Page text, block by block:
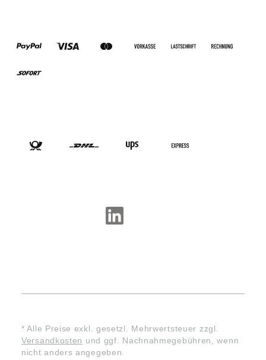
* Alle Preise exkl. gesetzl. Mehrwertsteuer zzgl.
Versandkosten und ggf. Nachnahmegebühren, wenn
nicht anders angegeben.